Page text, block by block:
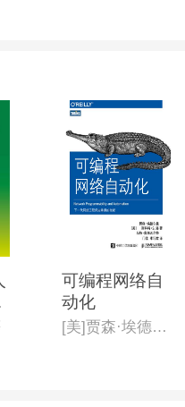
可编程网络自
动化
[美]贾森·埃德尔曼(Jason Edelman),[美]斯科特·S· 洛(Scott S· Lowe),[美]马特·奥斯瓦尔特(Matt Oswalt) 著